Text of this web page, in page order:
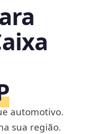
automotivo.
sua região.